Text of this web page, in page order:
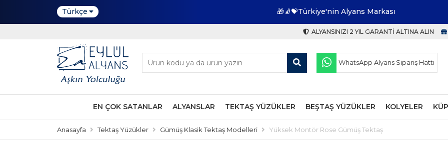
Türkçe 🎁🧦💝Türkiye'nin Alyans Markası
ALYANSINIZI 2 YIL GARANTI ALTINA ALIN
WhatsApp Alyans Sipariş Hattı
EN ÇOK SATANLAR ALYANSLAR TEKTAŞ YÜZÜKLER BEŞTAŞ YÜZÜKLER KOLYELER
Anasayfa Tektaş Yüzükler Gümüş Klasik Tektaş Modelleri Yüksek Montör Rose Gümüş Tektaş